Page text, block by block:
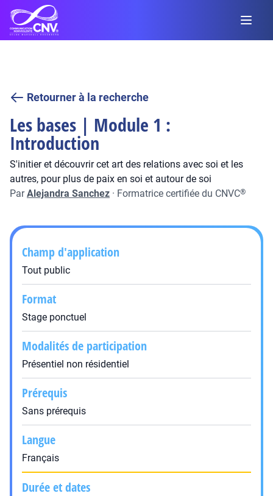
Retourner à la recherche
Les bases | Module 1 :
Introduction
S'initier et découvrir cet art des relations avec soi et les
autres, pour plus de paix en soi et autour de soi
ParAlejandra Sanchez · Formatrice certifiée du CNVC®
Champ d'application
Tout public
Format
Stage ponctuel
Modalités de participation
Présentiel non résidentiel
Prérequis
Sans prérequis
Langue
Français
Durée et dates